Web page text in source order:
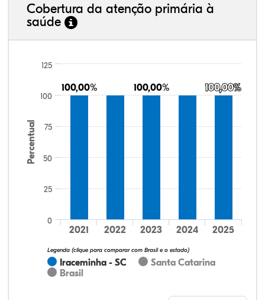
Cobertura da atenção primária à
saúde
Percentual
100,00%
100,00% 100,00%
100,00% 100,00%
100,00%
Iraceminha - SC
Santa Catarina
Brasil
Legenda (clique para comparar com Brasil e o estado)
2021 2022 2023 2024 2025
0
25
50
75
100
125